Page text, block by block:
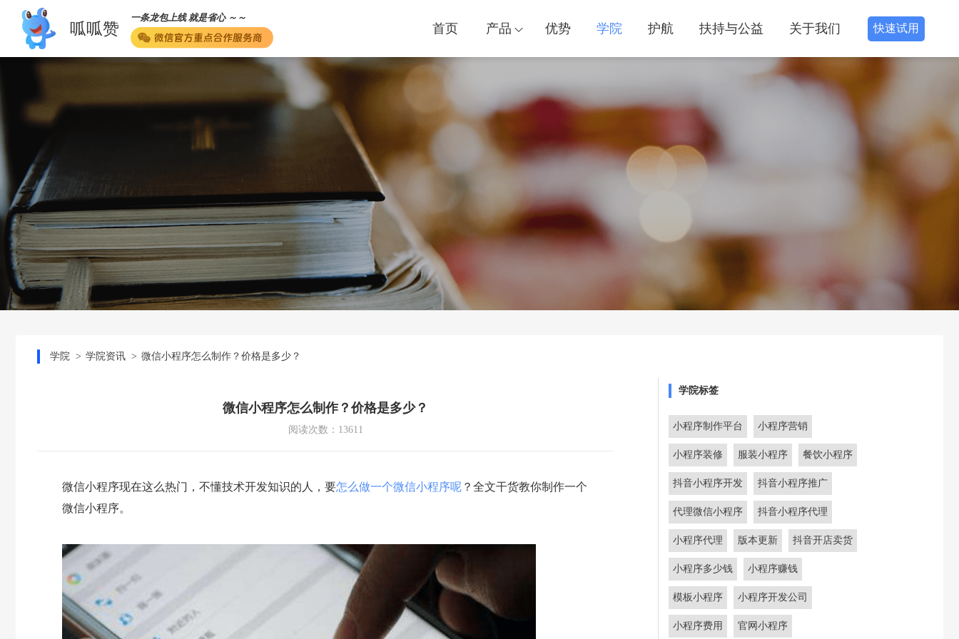
呱呱赞
一条龙包上线 就是省心 ～～
首页 产品 优势 学院 护航 扶持与公益 关于我们 快速试用
学院 学院资讯 微信小程序怎么制作？价格是多少？
微信小程序怎么制作？价格是多少？
阅读次数：13611
微信小程序现在这么热门，不懂技术开发知识的人，要怎么做一个微信小程序呢 ？全文干货教你制作一个
微信小程序。
学院标签
小程序制作平台 小程序营销
小程序装修 服装小程序 餐饮小程序
抖音小程序开发 抖音小程序推广
代理微信小程序 抖音小程序代理
小程序代理 版本更新 抖音开店卖货
小程序多少钱 小程序赚钱
模板小程序 小程序开发公司
小程序费用 官网小程序